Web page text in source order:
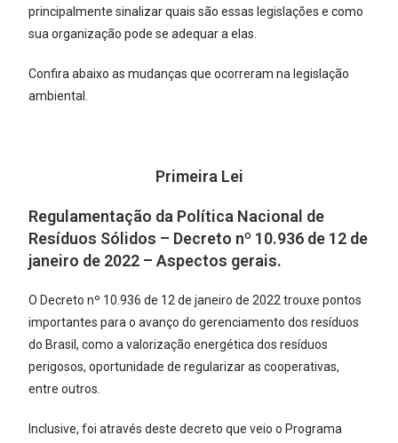
principalmente sinalizar quais são essas legislações e como
sua organização pode se adequar a elas.
Confira abaixo as mudanças que ocorreram na legislação
ambiental.
Primeira Lei
Regulamentação da Política Nacional de
Resíduos Sólidos – Decreto nº 10.936 de 12 de
janeiro de 2022 – Aspectos gerais.
O Decreto nº 10.936 de 12 de janeiro de 2022 trouxe pontos
importantes para o avanço do gerenciamento dos resíduos
do Brasil, como a valorização energética dos resíduos
perigosos, oportunidade de regularizar as cooperativas,
entre outros.
Inclusive, foi através deste decreto que veio o Programa